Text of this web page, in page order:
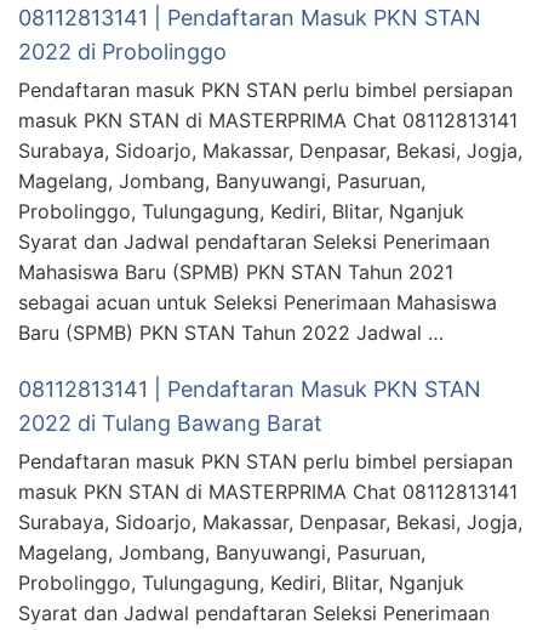
08112813141 | Pendaftaran Masuk PKN STAN
2022 di Probolinggo
Pendaftaran masuk PKN STAN perlu bimbel persiapan
masuk PKN STAN di MASTERPRIMA Chat 08112813141
Surabaya, Sidoarjo, Makassar, Denpasar, Bekasi, Jogja,
Magelang, Jombang, Banyuwangi, Pasuruan,
Probolinggo, Tulungagung, Kediri, Blitar, Nganjuk
Syarat dan Jadwal pendaftaran Seleksi Penerimaan
Mahasiswa Baru (SPMB) PKN STAN Tahun 2021
sebagai acuan untuk Seleksi Penerimaan Mahasiswa
Baru (SPMB) PKN STAN Tahun 2022 Jadwal …
08112813141 | Pendaftaran Masuk PKN STAN
2022 di Tulang Bawang Barat
Pendaftaran masuk PKN STAN perlu bimbel persiapan
masuk PKN STAN di MASTERPRIMA Chat 08112813141
Surabaya, Sidoarjo, Makassar, Denpasar, Bekasi, Jogja,
Magelang, Jombang, Banyuwangi, Pasuruan,
Probolinggo, Tulungagung, Kediri, Blitar, Nganjuk
Syarat dan Jadwal pendaftaran Seleksi Penerimaan